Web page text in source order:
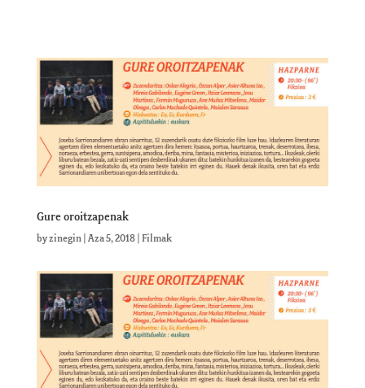
Gure oroitzapenak
byzinegin| Aza 5, 2018| Filmak